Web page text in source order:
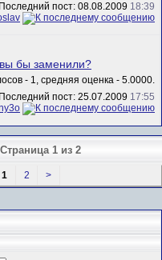
Последний пост: 08.08.2009 18:39
бы заменили?
Последний пост: 25.07.2009 17:55
Страница 1 из 2
1 2 >